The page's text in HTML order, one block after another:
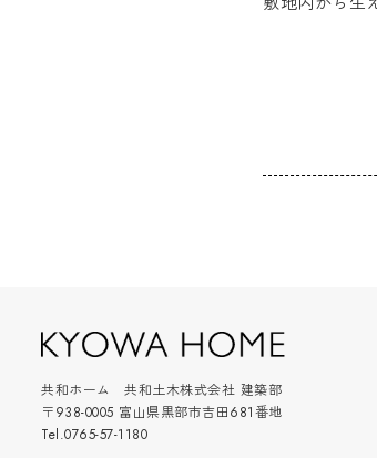
共和ホーム 共和土木株式会社 建築部
〒938-0005 富山県黒部市吉田681番地
Tel.0765-57-1180